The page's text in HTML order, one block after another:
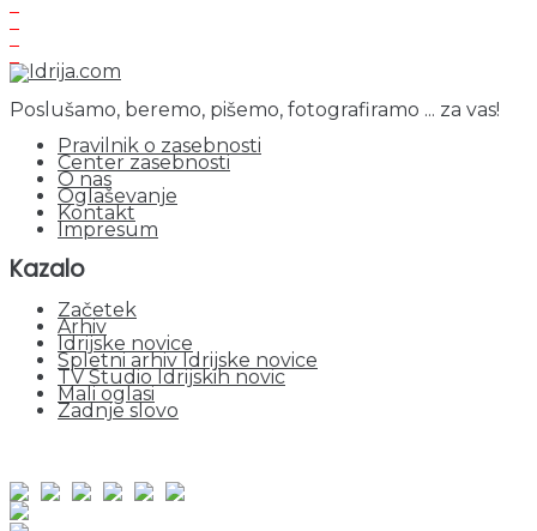
Poslušamo, beremo, pišemo, fotografiramo ... za vas!
Pravilnik o zasebnosti
Center zasebnosti
O nas
Oglaševanje
Kontakt
Impresum
Kazalo
Začetek
Arhiv
Idrijske novice
Spletni arhiv Idrijske novice
TV Studio Idrijskih novic
Mali oglasi
Zadnje slovo